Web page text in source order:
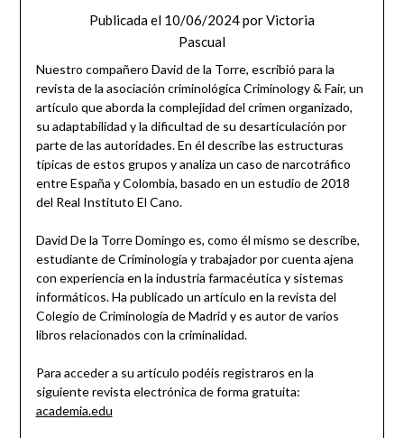
Publicada el 10/06/2024porVictoria
Pascual
Nuestro compañero David de la Torre, escribió para la
revista de la asociación criminológica Criminology & Fair, un
artículo que aborda la complejidad del crimen organizado,
su adaptabilidad y la dificultad de su desarticulación por
parte de las autoridades. En él describe las estructuras
típicas de estos grupos y analiza un caso de narcotráfico
entre España y Colombia, basado en un estudio de 2018
del Real Instituto El Cano.
David De la Torre Domingo es, como él mismo se describe,
estudiante de Criminología y trabajador por cuenta ajena
con experiencia en la industria farmacéutica y sistemas
informáticos. Ha publicado un artículo en la revista del
Colegio de Criminología de Madrid y es autor de varios
libros relacionados con la criminalidad.
Para acceder a su artículo podéis registraros en la
siguiente revista electrónica de forma gratuita:
academia.edu